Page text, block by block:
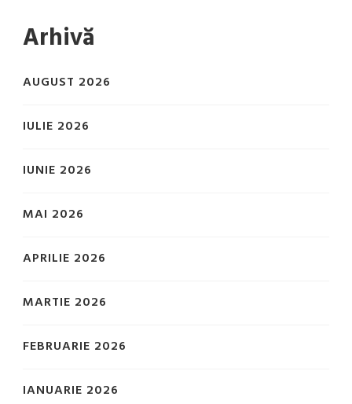
Arhivă
AUGUST 2026
IULIE 2026
IUNIE 2026
MAI 2026
APRILIE 2026
MARTIE 2026
FEBRUARIE 2026
IANUARIE 2026